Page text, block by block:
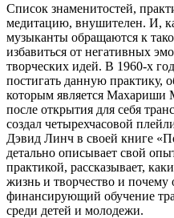
Список знаменитостей,
медитацию, внушителен. И,
музыканты обращаются к
избавиться от негативных
творческих идей. В 1960-х
постигать данную практику,
которым является
после открытия для себя
создал четырехчасовой
Дэвид Линч в своей книге
детально описывает свой
практикой, рассказывает,
жизнь и творчество и
финансирующий обучение
среди детей и молодежи.